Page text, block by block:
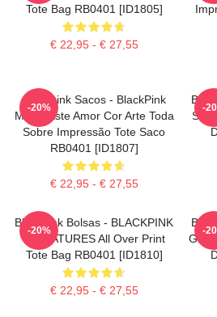
Tote Bag RB0401 [ID1805]
€ 22,95 - € 27,55
Blackpink Sacos - BlackPink
Matar Este Amor Cor Arte Toda
Sobre Impressão Tote Saco
RB0401 [ID1807]
€ 22,95 - € 27,55
-20% -
Blackpink Bolsas - BLACKPINK
SIGNATURES All Over Print
Tote Bag RB0401 [ID1810]
€ 22,95 - € 27,55
-20% -